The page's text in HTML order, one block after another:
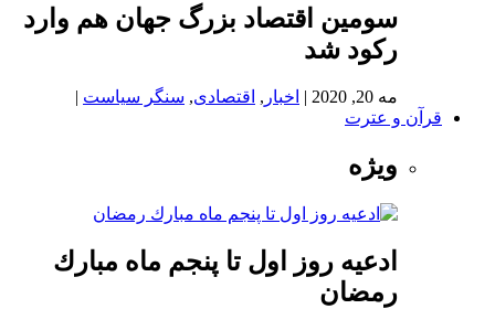
سومین اقتصاد بزرگ جهان هم وارد
رکود شد
مه 20, 2020 | اخبار , اقتصادی, سنگر سیاست |
قرآن و عترت
ویژه
ادعيه روز اول تا پنجم ماه مبارك
رمضان